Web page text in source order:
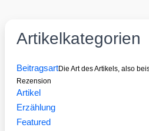
Artikelkategorien
BeitragsartDie Art des Artikels, also
Rezension
Artikel
Erzählung
Featured